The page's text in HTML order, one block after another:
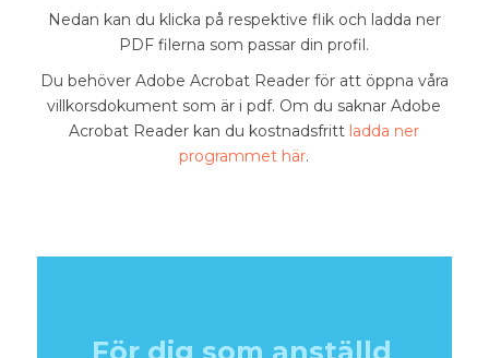
Nedan kan du klicka på respektive flik och ladda ner
PDF filerna som passar din profil.
Du behöver Adobe Acrobat Reader för att öppna våra
villkorsdokument som är i pdf. Om du saknar Adobe
Acrobat Reader kan du kostnadsfritt ladda ner
programmet här.
För dig som anställd